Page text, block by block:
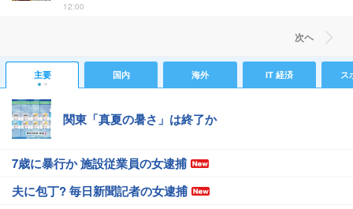
12:00
次ヘ
主要 国内 海外 IT 経済 ス
関東「真夏の暑さ」は終了か
7歳に暴行か 施設従業員の女逮捕
夫に包丁? 毎日新聞記者の女逮捕